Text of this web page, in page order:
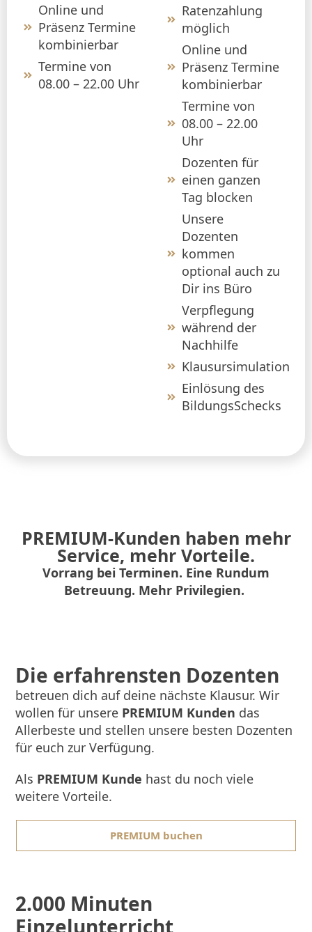
Online und
Präsenz Termine
kombinierbar
Termine von
08.00 – 22.00 Uhr
Ratenzahlung
möglich
Online und
Präsenz Termine
kombinierbar
Termine von
08.00 – 22.00
Uhr
Dozenten für
einen ganzen
Tag blocken
Unsere
Dozenten
kommen
optional auch zu
Dir ins Büro
Verpflegung
während der
Nachhilfe
Klausursimulation
Einlösung des
BildungsSchecks
PREMIUM-Kunden haben mehr
Service, mehr Vorteile.
Vorrang bei Terminen. Eine Rundum
Betreuung. Mehr Privilegien.
Die erfahrensten Dozenten
betreuen dich auf deine nächste Klausur. Wir
wollen für unsere PREMIUM Kunden das
Allerbeste und stellen unsere besten Dozenten
für euch zur Verfügung.
Als PREMIUM Kunde hast du noch viele
weitere Vorteile.
PREMIUM buchen
2.000 Minuten
Einzelunterricht